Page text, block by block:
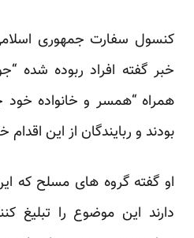
کنسول سفارت جمهوری
خبر گفته افراد ربوده شده
همراه “همسر و خانواده
بودند و ربایندگان از این
او گفته گروه های مسلح که
دارند این موضوع را تبلیغ